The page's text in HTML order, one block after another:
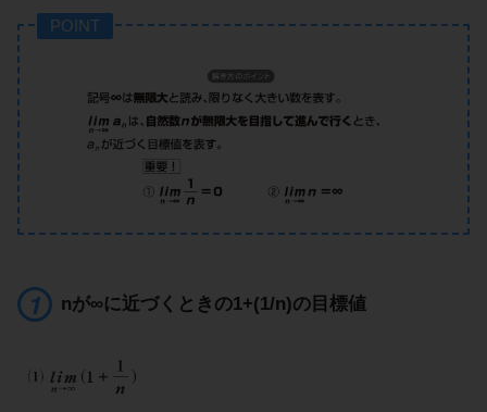
POINT
nが∞に近づくときの1+(1/n)の目標値